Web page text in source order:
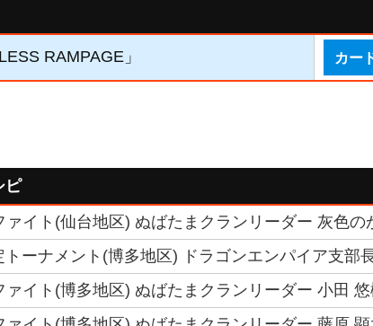
RAMPAGE」 カー
ピ
イト(仙台地区) ぬばたまクランリーダー 灰色の
ーナメント(博多地区) ドラゴンエンパイア支部
イト(博多地区) ぬばたまクランリーダー 小田